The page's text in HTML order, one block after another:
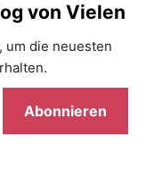
von Vielen
um die neuesten
Abonnieren